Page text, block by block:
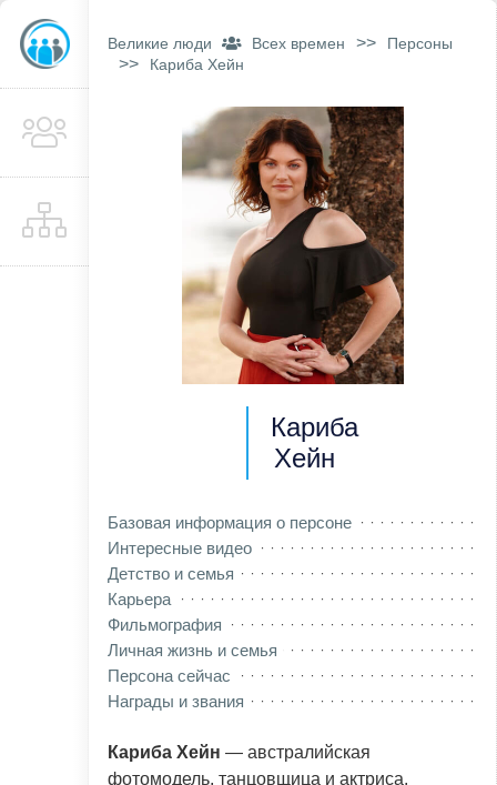
Великие люди Всех времен >> Персоны
>> Кариба Хейн
Кариба
Хейн
Базовая информация о персоне
Интересные видео
Детство и семья
Карьера
Фильмография
Личная жизнь и семья
Персона сейчас
Награды и звания
Кариба Хейн — австралийская
фотомодель, танцовщица и актриса.